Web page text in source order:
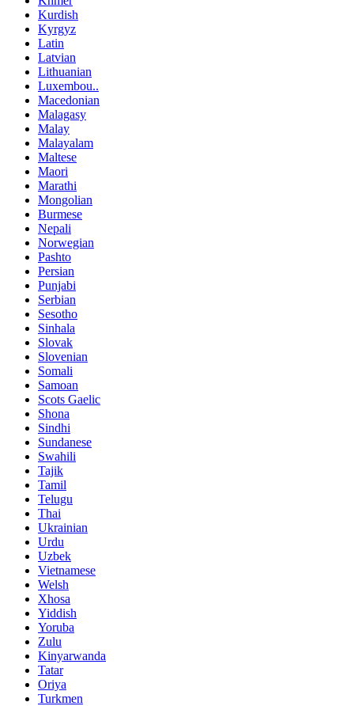
Kurdish
Kyrgyz
Latin
Latvian
Lithuanian
Luxembou..
Macedonian
Malagasy
Malay
Malayalam
Maltese
Maori
Marathi
Mongolian
Burmese
Nepali
Norwegian
Pashto
Persian
Punjabi
Serbian
Sesotho
Sinhala
Slovak
Slovenian
Somali
Samoan
Scots Gaelic
Shona
Sindhi
Sundanese
Swahili
Tajik
Tamil
Telugu
Thai
Ukrainian
Urdu
Uzbek
Vietnamese
Welsh
Xhosa
Yiddish
Yoruba
Zulu
Kinyarwanda
Tatar
Oriya
Turkmen